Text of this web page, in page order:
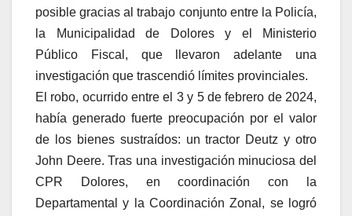
posible gracias al trabajo conjunto entre la Policía,
la Municipalidad de Dolores y el Ministerio
Público Fiscal, que llevaron adelante una
investigación que trascendió límites provinciales.
El robo, ocurrido entre el 3 y 5 de febrero de 2024,
había generado fuerte preocupación por el valor
de los bienes sustraídos: un tractor Deutz y otro
John Deere. Tras una investigación minuciosa del
CPR Dolores, en coordinación con la
Departamental y la Coordinación Zonal, se logró